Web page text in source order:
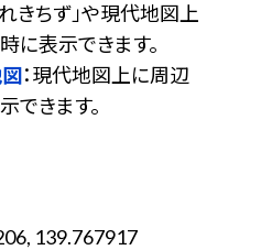
れきちず」や現代地図上
に表示できます。
：現代地図上に周辺
できます。
139.767917